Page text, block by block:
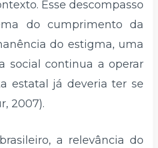
Esse descompasso
do cumprimento da
do estigma, uma
social continua a operar
estatal já deveria ter se
2007).
a relevância do